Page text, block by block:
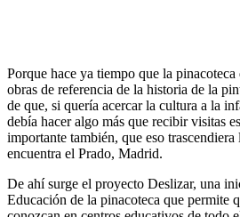
Porque hace ya tiempo que la
obras de referencia de la historia de la
de que, si quería acercar la cultura a la
debía hacer algo más que recibir visitas
importante también, que eso trascendiera
encuentra el Prado, Madrid.
De ahí surge el proyecto Deslizar, una
Educación de la pinacoteca que permite